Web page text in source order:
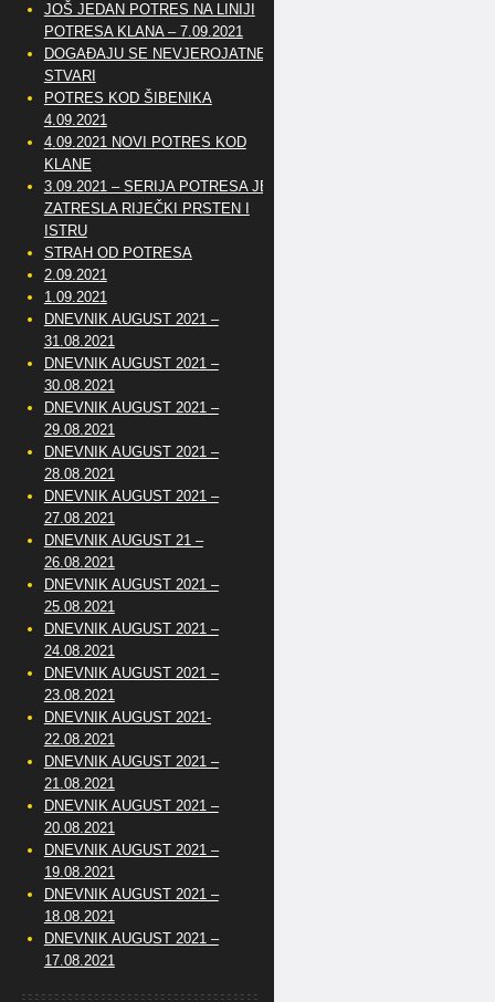
JOŠ JEDAN POTRES NA LINIJI
POTRESA KLANA – 7.09.2021
DOGAĐAJU SE NEVJEROJATNE
STVARI
POTRES KOD ŠIBENIKA
4.09.2021
4.09.2021 NOVI POTRES KOD
KLANE
3.09.2021 – SERIJA POTRESA JE
ZATRESLA RIJEČKI PRSTEN I
ISTRU
STRAH OD POTRESA
2.09.2021
1.09.2021
DNEVNIK AUGUST 2021 –
31.08.2021
DNEVNIK AUGUST 2021 –
30.08.2021
DNEVNIK AUGUST 2021 –
29.08.2021
DNEVNIK AUGUST 2021 –
28.08.2021
DNEVNIK AUGUST 2021 –
27.08.2021
DNEVNIK AUGUST 21 –
26.08.2021
DNEVNIK AUGUST 2021 –
25.08.2021
DNEVNIK AUGUST 2021 –
24.08.2021
DNEVNIK AUGUST 2021 –
23.08.2021
DNEVNIK AUGUST 2021-
22.08.2021
DNEVNIK AUGUST 2021 –
21.08.2021
DNEVNIK AUGUST 2021 –
20.08.2021
DNEVNIK AUGUST 2021 –
19.08.2021
DNEVNIK AUGUST 2021 –
18.08.2021
DNEVNIK AUGUST 2021 –
17.08.2021